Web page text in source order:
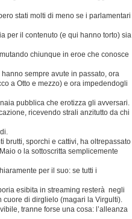
stati molti di meno se i parlamentari
per il contenuto (e qui hanno torto) sia
chiunque in eroe che conosce
sempre avute in passato, ora
a Otto e mezzo) e ora impedendogli
pubblica che erotizza gli avversari.
ricevendo strali anzitutto da chi
brutti, sporchi e cattivi, ha oltrepassato
o la sottoscritta semplicemente
per il suo: se tutti i
esibita in streaming resterà negli
cuore di dirglielo (magari la Virgulti).
tranne forse una cosa: l’alleanza